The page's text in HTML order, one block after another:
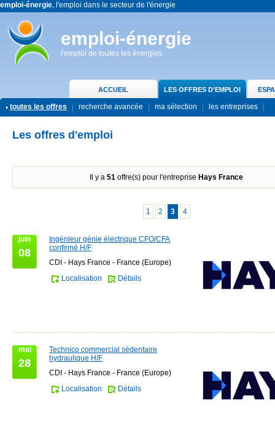
emploi-énergie, l'emploi dans le secteur de l'énergie
emploi-énergie
l'emploi de toutes les énergies
ACCUEIL LES OFFRES D'EMPLOI
toutes les offres recherche avancée ma sélection les entreprises
Les offres d'emploi
Il y a 51 offre(s) pour l'entreprise Hays France
1 2 3 4
juin
08
Ingénieur génie électrique CFO/CFA
confirmé H/F
CDI - Hays France - France (Europe)
Localisation
Détails
mai
28
Technico commercial sédentaire
hydraulique H/F
CDI - Hays France - France (Europe)
Localisation
Détails